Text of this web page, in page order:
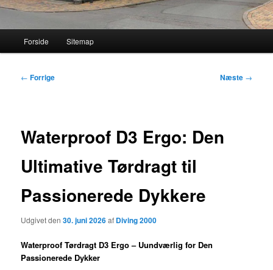
Forside Sitemap
Indlægsnavigation
← Forrige Næste →
Waterproof D3 Ergo: Den
Ultimative Tørdragt til
Passionerede Dykkere
Udgivet den30. juni 2026af Diving 2000
Waterproof Tørdragt D3 Ergo – Uundværlig for Den
Passionerede Dykker